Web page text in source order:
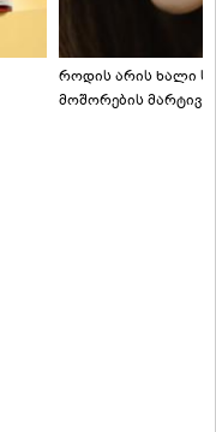
როდის არის ხალი
მოშორების